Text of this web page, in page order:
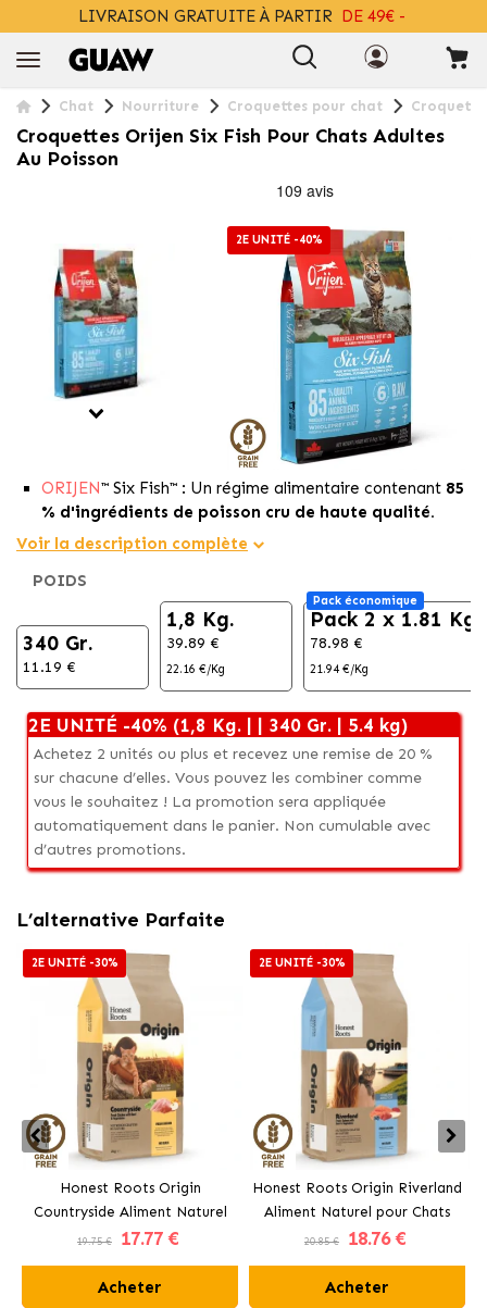
LIVRAISON GRATUITE À PARTIR DE 49€ -
Chat Nourriture Croquettes pour chat
Croquettes Orijen Six Fish Pour Chats Adultes
Au Poisson
2E UNITÉ -40%
ORIJEN™ Six Fish™ : Un régime alimentaire contenant 85
% d'ingrédients de poisson cru de haute qualité.
Une alimentation biologiquement appropriée avec
ingrédients de poisson frais pour la vitalité de votre
chat.
Produit au Canada avec un enrobage lyophilisé pourun
goût irrésistiblement délicieux.
Voir la description complète
POIDS
340 Gr.
11.19 €
1,8 Kg.
39.89 €
22.16 €/Kg
Pack économique
Pack 2 x 1.81 Kg
78.98 €
21.94 €/Kg
2E UNITÉ -40% (1,8 Kg. | | 340 Gr. | 5.4 kg)
Achetez 2 unités ou plus et recevez une remise de 20 %
sur chacune d’elles. Vous pouvez les combiner comme
vous le souhaitez ! La promotion sera appliquée
automatiquement dans le panier. Non cumulable avec
d’autres promotions.
L’alternative Parfaite
2E UNITÉ -30%
Honest Roots Origin
Countryside Aliment Naturel
pour Chats Stérilisés au Poulet
19.75 € 17.77 €
Acheter
2E UNITÉ -30%
Honest Roots Origin Riverland
Aliment Naturel pour Chats
Stérilisés au Saumon et au
20.85 € 18.76 €
Acheter